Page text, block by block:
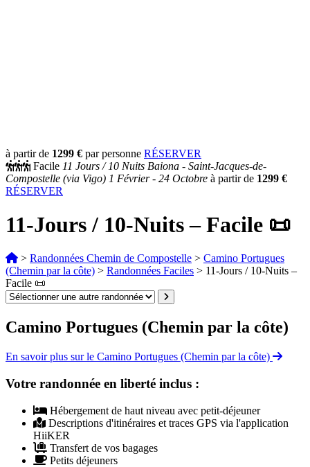
à partir de 1299 € par personne RÉSERVER
Facile 11 Jours / 10 Nuits Baiona - Saint-Jacques-de-
Compostelle (via Vigo) 1 Février - 24 Octobre à partir de 1299 €
RÉSERVER
11-Jours / 10-Nuits – Facile 📜
> Randonnées Chemin de Compostelle > Camino Portugues
(Chemin par la côte) > Randonnées Faciles > 11-Jours / 10-Nuits –
Facile 📜
Camino Portugues (Chemin par la côte)
En savoir plus sur le Camino Portugues (Chemin par la côte)
Votre randonnée en liberté inclus :
Hébergement de haut niveau avec petit-déjeuner
Descriptions d'itinéraires et traces GPS via l'application
HiiKER
Transfert de vos bagages
Petits déjeuners